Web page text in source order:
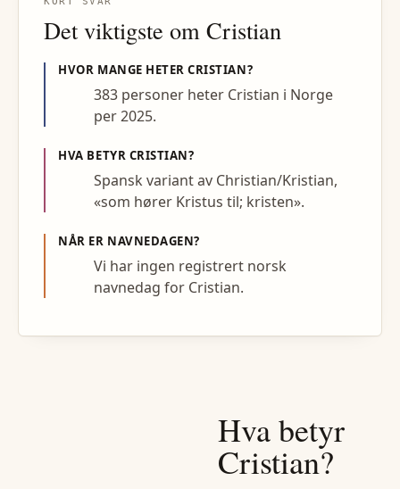
Det viktigste om Cristian
HVOR MANGE HETERCRISTIAN?
383 personer heter Cristian i Norge
per 2025.
HVA BETYR CRISTIAN?
Spansk variant av Christian/Kristian,
«som hører Kristus til; kristen».
NÅR ER NAVNEDAGEN?
Vi har ingen registrert norsk
navnedag for Cristian.
Hva betyr
Cristian?